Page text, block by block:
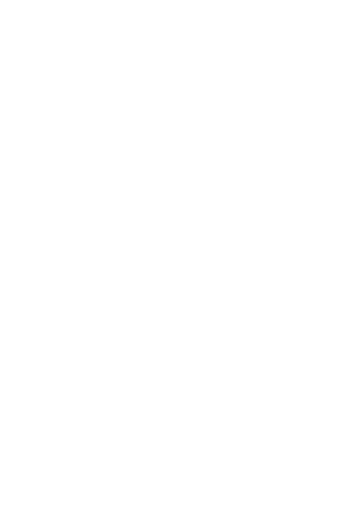
际航协数据亮眼）